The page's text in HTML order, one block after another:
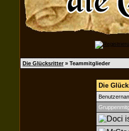
Die Glücksritter » Teammitglieder
Die